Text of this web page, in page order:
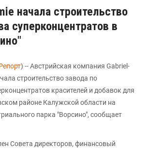
начала строительство
суперконцентратов в
) -- Австрийская компания Gabriel-
строительство завода по
красителей и добавок для
районе Калужской области на
парка "Ворсино", сообщает
Совета директоров, финансовый